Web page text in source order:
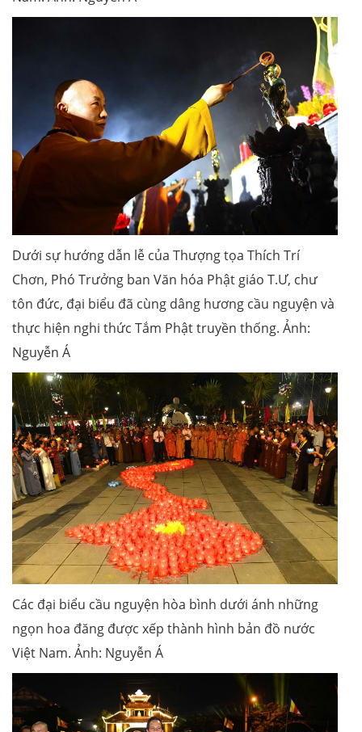
Dưới sự hướng dẫn lễ của Thượng tọa Thích Trí
Chơn, Phó Trưởng ban Văn hóa Phật giáo T.Ư, chư
tôn đức, đại biểu đã cùng dâng hương cầu nguyện và
thực hiện nghi thức Tắm Phật truyền thống. Ảnh:
Nguyễn Á
Các đại biểu cầu nguyện hòa bình dưới ánh những
ngọn hoa đăng được xếp thành hình bản đồ nước
Việt Nam. Ảnh: Nguyễn Á